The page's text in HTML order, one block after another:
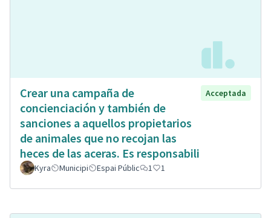
Crear una campaña de
concienciación y también de
sanciones a aquellos propietarios
de animales que no recojan las
heces de las aceras. Es responsabili
Acceptada
Kyra Municipi Espai Públic 1 1